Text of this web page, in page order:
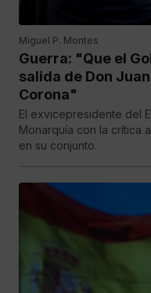
Miguel P. Montes
Guerra: "Que el
salida de Don
Corona"
El exvicepresidente del
Monarquía con la crítica
en su conjunto.